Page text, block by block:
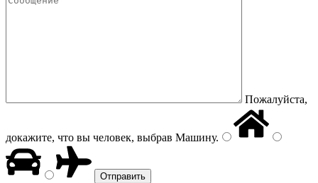
Пожалуйста,
докажите, что вы человек, выбрав Машину.